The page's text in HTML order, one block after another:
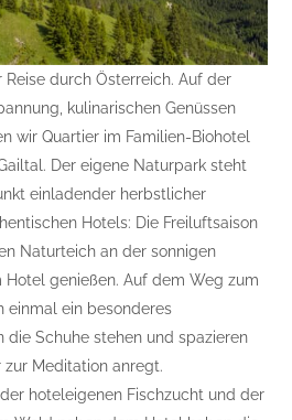
Reise durch Österreich. Auf der
kulinarischen Genüssen
wir Quartier im Familien-Biohotel
Der eigene Naturpark steht
einladender herbstlicher
Hotels: Die Freiluftsaison
Naturteich an der sonnigen
genießen. Auf dem Weg zum
einmal ein besonderes
die Schuhe stehen und spazieren
Meditation anregt.
hoteleigenen Fischzucht und der